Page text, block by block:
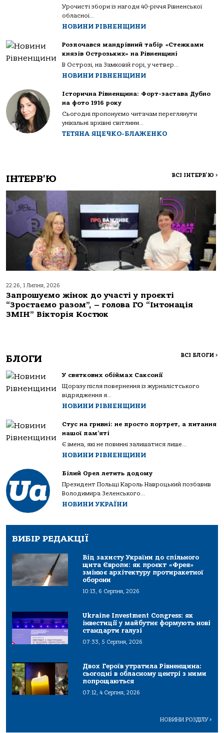
Урочисті збори із нагоди 40-річчя Рівненської
обласної...
НОВИНИ РІВНЕНЩИНИ
Розпочався мандрівний табір «Стежками
князів Острозьких» на Рівненщині
В Острозі, на Замковій горі, у четвер...
НОВИНИ РІВНЕНЩИНИ
Історична Рівненщина: Форт-застава Дубно
на фото 1916 року
Сьогодні пропонуємо читачам переглянути
унікальні архівні світлини...
ТЕТЯНА ЯЦЕЧКО-БЛАЖЕНКО
ІНТЕРВ'Ю ВСІ ІНТЕРВ'Ю >
22:26, 1 Липня, 2026
Запрошуємо жінок до участі у проєкті
“Зростаємо разом”, – голова ГО “Інтонація
ЗМІН” Вікторія Костюк
БЛОГИ ВСІ БЛОГИ >
У святкових обіймах Саксонії
Щоразу після повернення із журналістського
відрядження я...
НОВИНИ РІВНЕНЩИНИ
Стус на гривні: не просто портрет, а питання
нашої пам’яті
Є імена, які не повинні залишатися лише...
НОВИНИ РІВНЕНЩИНИ
Білий Орел летить додому
Президент Польщі Кароль Навроцький позбавив
Володимира Зеленського...
НОВИНИ УКРАЇНИ
ВИБІР РЕДАКЦІЇ
Від захисту України до спільного
щита Європи: як проєкт «Фрея»
змінює архітектуру протиракетної
оборони
10:13, 6 Серпня, 2026
Ukraine Investment Congress: як
інвестиції у майбутнє формують нові
стандарти галузі
07:33, 5 Серпня, 2026
Двох Героїв утратила Рівненщина:
сьогодні в обласному центрі з ними
попрощаються
07:12, 4 Серпня, 2026
НОВИНИ РОЗДІЛУ>